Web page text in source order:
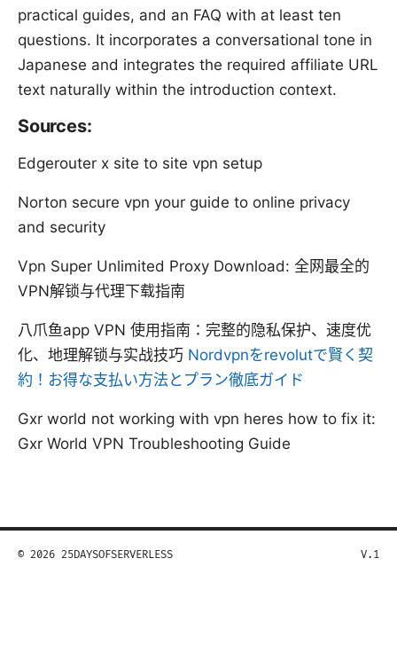
practical guides, and an FAQ with at least ten
questions. It incorporates a conversational tone in
Japanese and integrates the required affiliate URL
text naturally within the introduction context.
Sources:
Edgerouter x site to site vpn setup
Norton secure vpn your guide to online privacy
and security
Vpn Super Unlimited Proxy Download: 全网最全的
VPN解锁与代理下载指南
八爪鱼app VPN 使用指南：完整的隐私保护、速度优
化、地理解锁与实战技巧 Nordvpnをrevolutで賢く契
約！お得な支払い方法とプラン徹底ガイド
Gxr world not working with vpn heres how to fix it:
Gxr World VPN Troubleshooting Guide
© 2026 25DAYSOFSERVERLESS V.1